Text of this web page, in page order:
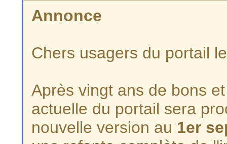
Annonce
Chers usagers du portail
Après vingt ans de bons
actuelle du portail sera
nouvelle version au 1er